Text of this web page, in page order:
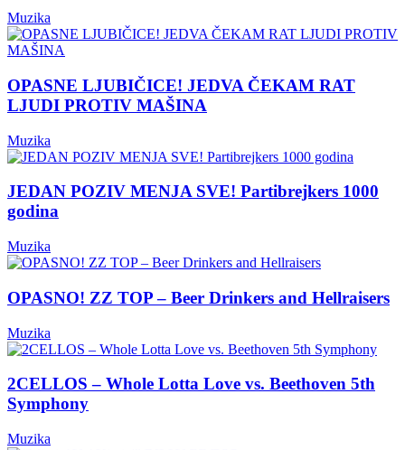
Muzika
OPASNE LJUBIČICE! JEDVA ČEKAM RAT
LJUDI PROTIV MAŠINA
Muzika
JEDAN POZIV MENJA SVE! Partibrejkers 1000
godina
Muzika
OPASNO! ZZ TOP – Beer Drinkers and Hellraisers
Muzika
2CELLOS – Whole Lotta Love vs. Beethoven 5th
Symphony
Muzika